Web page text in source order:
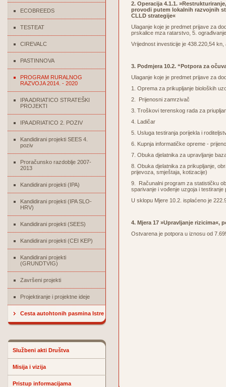
ECOBREEDS
TESTEAT
CIREVALC
PASTINNOVA
PROGRAM RURALNOG
RAZVOJA 2014. - 2020
IPA ADRIATICO STRATEŠKI
PROJEKTI
IPA ADRIATICO 2. POZIV
Kandidirani projekti SEES 4.
poziv
Proračunsko razdoblje 2007-
2013
Kandidirani projekti (IPA)
Kandidirani projekti (IPA SLO-
HRV)
Kandidirani projekti (SEES)
Kandidirani projekti (CEI KEP)
Kandidirani projekti
(GRUNDTVIG)
Završeni projekti
Projektiranje i projektne ideje
Cesta autohtonih pasmina Istre
Službeni akti Društva
Misija i vizija
Pristup informacijama
2. Operacija 4.1.1.
provodi putem lokalnih razvojnih
CLLD strategije«
Ulaganje koje je predmet prijave za
prskalice mza ratarstvo, 5.
Vrijednost investicije je 438.220,54
3. Podmjera 10.2. “Potpora za
Ulaganje koje je predmet prijave za
1. Oprema za prikupljanje bioloških
2. Prijenosni zamrzivač
3. Troškovi terenskog rada za
4. Ladičar
5. Usluga testiranja porijekla i
6. Kupnja informatičke opreme -
7. Obuka djelatnika za upravljanje
8. Obuka djelatnika za prikupljanje,
prijevoza, smještaja, kotizacije)
9. Računalni program za statističku
sparivanje i vođenje uzgoja i testiranje
U sklopu Mjere 10.2. isplaćeno je
4. Mjera 17 »Upravljanje rizicima«,
Ostvarena je potpora u iznosu od